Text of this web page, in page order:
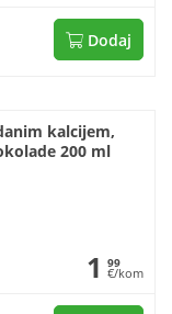
Dodaj
kalcijem,
200 ml
1 99
€/kom